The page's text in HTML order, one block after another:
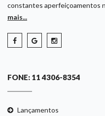
constantes aperfeiçoamentos
mais...
FONE: 11 4306-8354
Lançamentos